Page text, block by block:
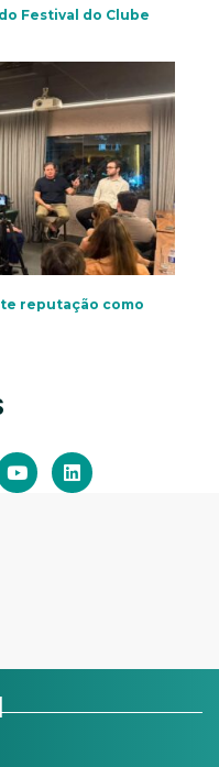
Festival do Clube
reputação como